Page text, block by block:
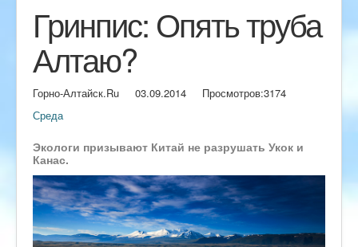
Гринпис: Опять труба
Алтаю?
Горно-Алтайск.Ru 03.09.2014 Просмотров:3174
Среда
Экологи призывают Китай не разрушать Укок и
Канас.